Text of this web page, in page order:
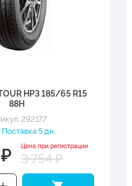
HP3 185/65 R15
88H
292177
5 дн.
Цена при регистрации
3 754 ₽